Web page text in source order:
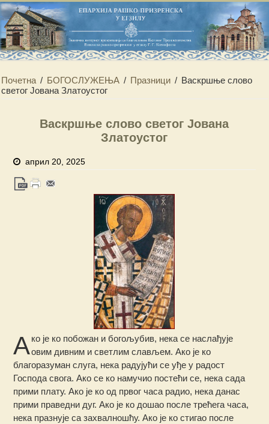
Почетна / БОГОСЛУЖЕЊА / Празници / Васкршње слово
светог Јована Златоустог
Васкршње слово светог Јована
Златоустог
април 20, 2025
Ако је ко побожан и богољубив, нека се наслађује
овим дивним и светлим слављем. Ако је ко
благоразуман слуга, нека радујући се уђе у радост
Господа свога. Ако се ко намучио постећи се, нека сада
прими плату. Ако је ко од првог часа радио, нека данас
прими праведни дуг. Ако је ко дошао после трећега часа,
нека празнује са захвалношћу. Ако је ко стигао после